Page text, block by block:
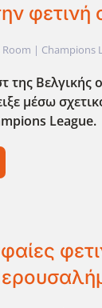
φετινή
Room | Champions
της Βελγικής
μέσω
League.